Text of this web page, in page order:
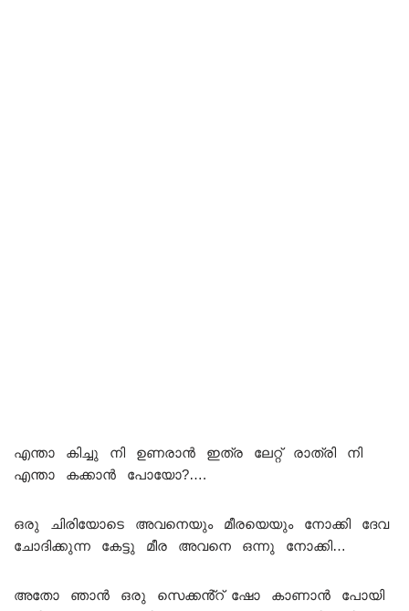
എന്താ കിച്ചു നി ഉണരാൻ ഇത്ര ലേറ്റ് രാത്രി നി
എന്താ കക്കാൻ പോയോ?….
ഒരു ചിരിയോടെ അവനെയും മീരയെയും നോക്കി ദേവ
ചോദിക്കുന്ന കേട്ടു മീര അവനെ ഒന്നു നോക്കി…
അതോ ഞാൻ ഒരു സെക്കൻ്റ് ഷോ കാണാൻ പോയി